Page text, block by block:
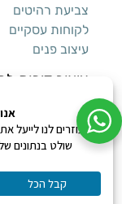
צביעת רהיטים
לקוחות עסקיים
עיצוב פנים
עיצוב דירות